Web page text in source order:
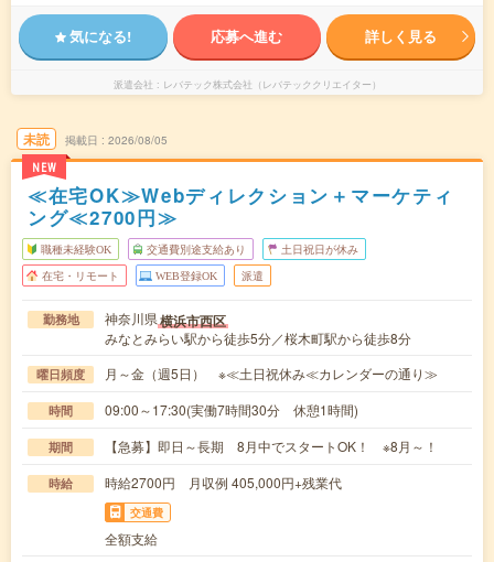
気になる! 応募へ進む 詳しく見る
派遣会社 レバテック株式会社（レバテッククリエイター）
未読
NEW
掲載日 2026/08/05
≪在宅OK≫Webディレクション＋マーケティ
ング≪2700円≫
職種未経験OK 交通費別途支給あり 土日祝日が休み
在宅・リモート WEB登録OK 派遣
勤務地 神奈川県横浜市西区
みなとみらい駅から徒歩5分／桜木町駅から徒歩8分
曜日頻度 月～金（週5日） ※≪土日祝休み≪カレンダーの通り≫
時間 09:00～17:30(実働7時間30分 休憩1時間)
期間 【急募】即日～長期 8月中でスタートOK！ ※8月～！
時給 時給2700円 月収例 405,000円+残業代
交通費
全額支給